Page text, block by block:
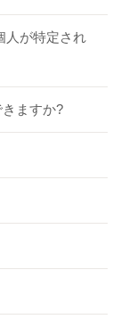
人が特定され
ますか?